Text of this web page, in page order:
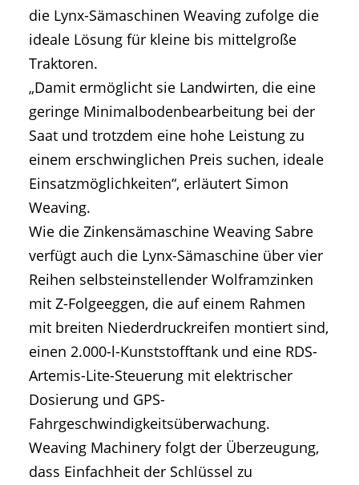
die Lynx-Sämaschinen Weaving zufolge die
ideale Lösung für kleine bis mittelgroße
Traktoren.
„Damit ermöglicht sie Landwirten, die eine
geringe Minimalbodenbearbeitung bei der
Saat und trotzdem eine hohe Leistung zu
einem erschwinglichen Preis suchen, ideale
Einsatzmöglichkeiten“, erläutert Simon
Weaving.
Wie die Zinkensämaschine Weaving Sabre
verfügt auch die Lynx-Sämaschine über vier
Reihen selbsteinstellender Wolframzinken
mit Z-Folgeeggen, die auf einem Rahmen
mit breiten Niederdruckreifen montiert sind,
einen 2.000-l-Kunststofftank und eine RDS-
Artemis-Lite-Steuerung mit elektrischer
Dosierung und GPS-
Fahrgeschwindigkeitsüberwachung.
Weaving Machinery folgt der Überzeugung,
dass Einfachheit der Schlüssel zu